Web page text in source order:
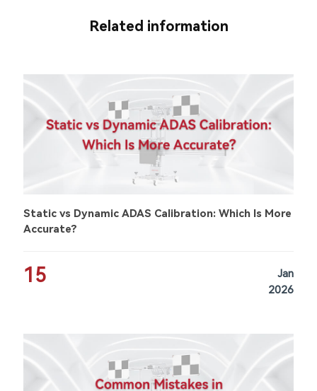
Related information
Static vs Dynamic ADAS Calibration: Which Is More
Accurate?
15
Jan
2026